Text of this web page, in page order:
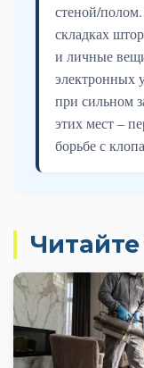
стеной/
складках
и личные
электронных
при сильном
этих мест –
борьбе с